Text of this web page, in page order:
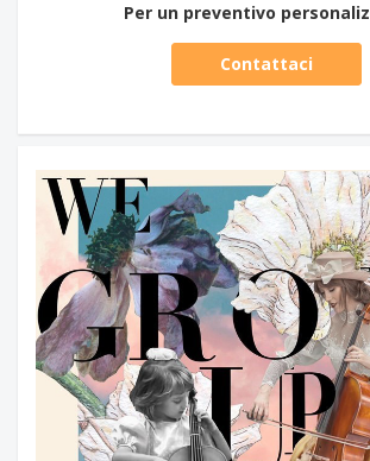
Per un preventivo
Contattaci